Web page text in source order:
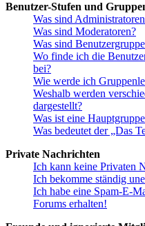
Benutzer-Stufen und
Was sind
Was sind Moderatoren?
Was sind
Wo finde ich die
bei?
Wie werde ich
Weshalb werden
dargestellt?
Was ist eine
Was bedeutet der „Das
Private Nachrichten
Ich kann keine Privaten
Ich bekomme ständig
Ich habe eine Spam-E-
Forums erhalten!